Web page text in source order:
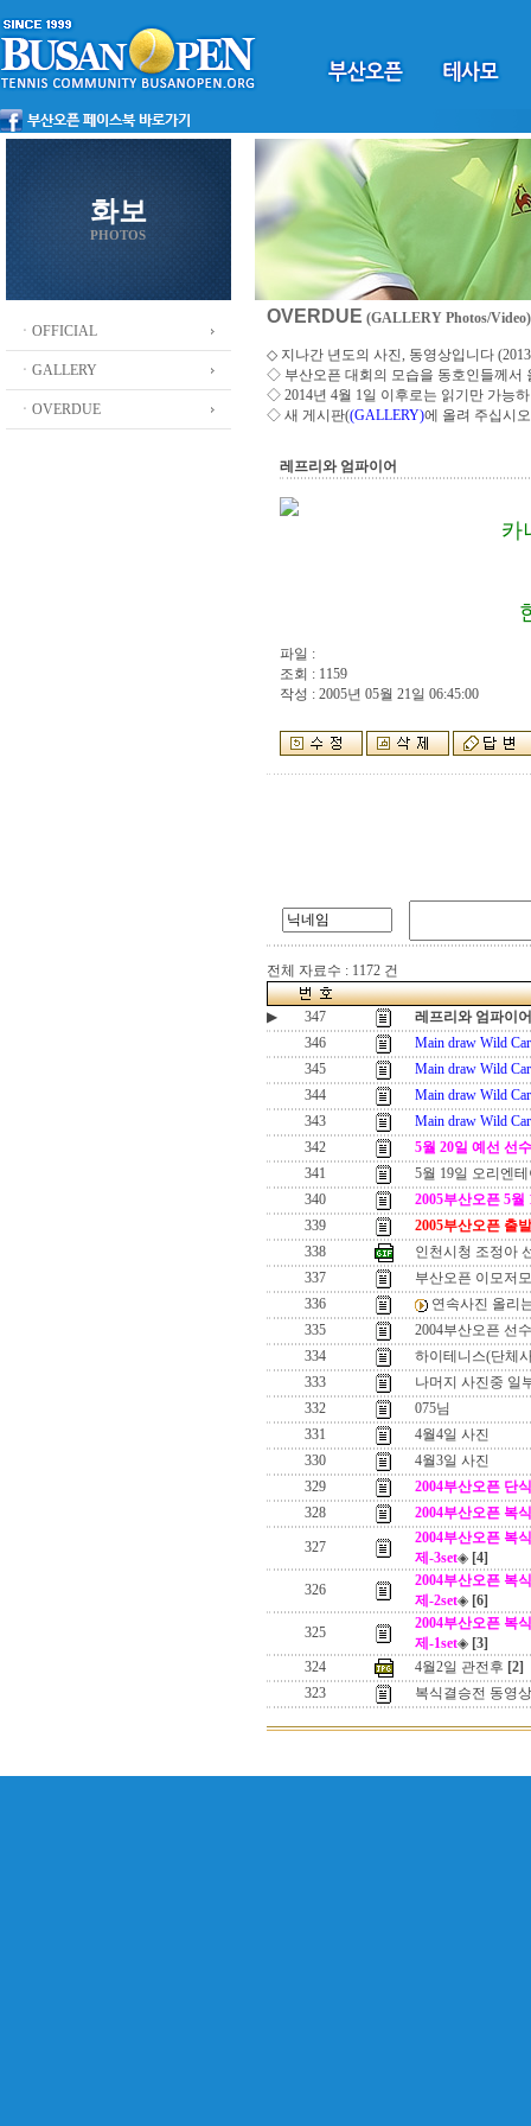
화보
PHOTOS
ㆍOFFICIAL
ㆍGALLERY
ㆍOVERDUE
OVERDUE (GALLERY Photos/Video)
◇ 지나간 년도의 사진, 동영상입니다
◇ 부산오픈 대회의 모습을 동호인들께서
◇ 2014년 4월 1일 이후로는 읽기만 가능
◇ 새 게시판((GALLERY)에 올려 주십시오
레프리와 엄파이어
카
파일 :
조회 : 1159
작성 : 2005년 05월 21일 06:45:00
전체 자료수 : 1172 건
▶ 347
레프리와 엄파이어
346
Main draw Wild
345
Main draw Wild
344
Main draw Wild
343
Main draw Wild
342
5월 20일 예선 선
341
5월 19일 오리엔
340
2005부산오픈 5월
339
2005부산오픈 출발
338
인천시청 조정아
337
부산오픈 이모저모
336
연속사진 올리
335
2004부산오픈 선
334
하이테니스(단체
333
나머지 사진중 일
332
075님
331
4월4일 사진
330
4월3일 사진
329
2004부산오픈 단
328
2004부산오픈 복
327
2004부산오픈 복
제-3set◈ [4]
326
2004부산오픈 복
제-2set◈ [6]
325
2004부산오픈 복
제-1set◈ [3]
324
4월2일 관전후 [2]
323
복식결승전 동영